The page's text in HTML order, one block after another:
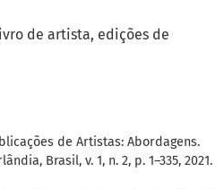
de artista edições de
de Artistas: Abordagens.
Brasil, v. 1, n. 2, p. 1–335, 2021.